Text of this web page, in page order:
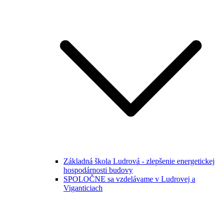
Základná škola Ludrová - zlepšenie energetickej
hospodárnosti budovy
SPOLOČNE sa vzdelávame v Ludrovej a
Viganticiach